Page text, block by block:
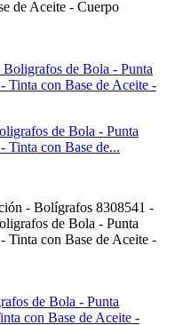
de Aceite - Cuerpo
de Bola - Punta
Tinta con Base de...
- Bolígrafos 8308541 -
de Bola - Punta
Tinta con Base de Aceite -